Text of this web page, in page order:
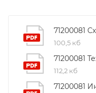
71200081
100,5 кб
71200081
112,2 кб
71200081